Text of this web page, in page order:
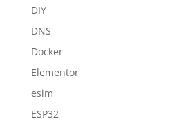
DIY
DNS
Docker
Elementor
esim
ESP32